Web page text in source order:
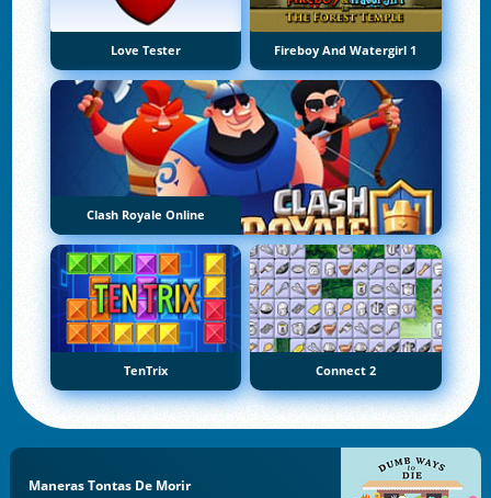
Love Tester Fireboy And Watergirl 1
Clash Royale Online
TenTrix Connect 2
Maneras Tontas De Morir